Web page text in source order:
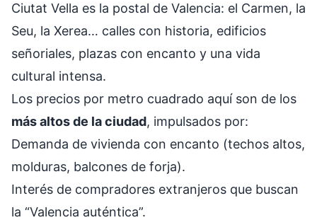
Ciutat Vella es la postal de Valencia: el Carmen, la
Seu, la Xerea… calles con historia, edificios
señoriales, plazas con encanto y una vida
cultural intensa.
Los precios por metro cuadrado aquí son de los
más altos de la ciudad, impulsados por:
Demanda de vivienda con encanto (techos altos,
molduras, balcones de forja).
Interés de compradores extranjeros que buscan
la “Valencia auténtica”.